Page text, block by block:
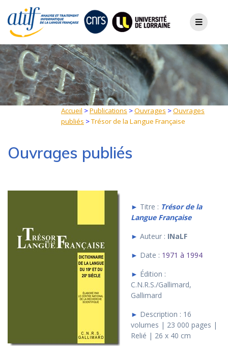
content
Accueil >Publications >Ouvrages >Ouvrages
publiés >Trésor de la Langue Française
Ouvrages publiés
► Titre : Trésor de la
Langue Française
► Auteur : INaLF
► Date : 1971 à 1994
► Édition :
C.N.R.S./Gallimard,
Gallimard
► Description : 16
volumes | 23 000 pages |
Relié | 26 x 40 cm